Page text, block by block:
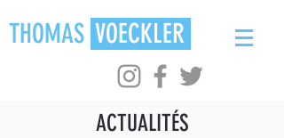
THOMAS VOECKLER
ACTUALITÉS